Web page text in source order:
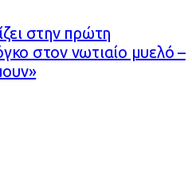
στην πρώτη
στον νωτιαίο μυελό –